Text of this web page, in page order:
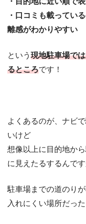
・口コミも載ってい
離感がわかりやすい
という 現地駐車場で
るところです！
よくあるのが、ナビ
いけど
想像以上に目的地か
に見えたるするんで
駐車場までの道のり
入れにくい場所だった